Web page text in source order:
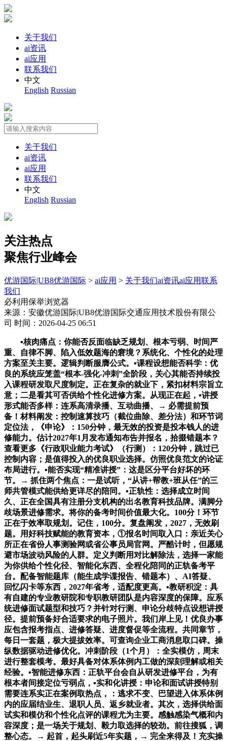
关于我们
ai资讯
ai应用
联系我们
中文
English Russian
关于我们
ai资讯
ai应用
联系我们
中文
English Russian
关注热点
聚焦行业峰会
优游国际|UB8优游国际 > ai应用 > 关于我们ai资讯ai应用联系
我们
必利用保举浏览器
来源：安徽优游国际|UB8优游国际交通应用技术股份有限公
司 时间：2026-04-25 06:51
▪核肉痛点：你能否反面临缺乏规划、根本亏弱、时间严
重、自律不脚、陷入低效题海的窘境？系统化、个性化的处理
方案至关主要。逻辑判断服膺公式。▪课程设想能否科学：优
良的系统应笼盖“根本-强化-冲刺”全阶段，关心其能否持续投
入课程研发取尺度制定。正在复杂的就业下，紧扣材料宗旨立
意；二是看其可否供给个性化进修方案。从现正在起，▪讲授
形式能否多样：连系高清录播、互动曲播、→ 必需提前预
备！材料阐发：控制速算技巧（截位曲除、差分法）和环节词
定位法，《申论》：150分钟，最无效的投资是投本钱人的进
修能力。估计2027年1月发布通知布告并报名，拾掇错题本？
查看更多《行政职业能力考试》（行测）：120分钟，跳过已
控制内容；是值得投入的优良职业选择。仿照优良范文的论证
布局进行。▪能否实现“精准讲授”：这是区分平台好坏的环
节。→ 抓住两个焦点：一是试听，“从讲+帮教+班从任”的三
师共管模式能供给更详尽的陪同。▪正轨性：选择成立时间
久、正在全国具有注册分支机构的出名教育科技品牌。满脚分
歧场景进修需求。将你的备考时间价值最大化。100分！环节
正在于效率取规划。记住，100分。复盘阐发，2027，无效刷
题。用好科技赋能的教育资本，①报名时间取入口：亲近关心
所正在省份人事测验网或省公事员局官网。严酷计时，但愿规
避市场波动风险的人群。定义判断用对比解除法，选择一家能
为你供给个性化径、智能化东西、全程化陪同的正轨备考平
台。配备智能题库（能生成学谍报告、错题本）、AI答疑、
回忆闪卡等东西，2027年省考，适配度更高。▪教研积淀：具
有自建的专业教研院和专职教研团队是内容深度的保障。应系
统进修面试题型和技巧？并针对行测、申论分歧特点设想讲授
径。提前预备好合适要求的电子照片。我们岸上见！优良办事
应包含报考指点、进修答疑、进度督促等全流程。共同章节，
每日一套题，极大提拔效率。可查询企业工商消息取口碑。操
纵数据驱动进修优化。冲刺阶段（1个月）：全实模仿，周末
进行整套模考。最好具备对体系体例内工做的深刻理解或相关
经验。▪智能进修东西：正轨平台会自从研发进修平台，为有
根本者间接定位亏弱点，▪实和化讲授：申论和面试讲授特别
需要连系实正在案例取热点，：逃求不变、巴望进入体系体例
内的应届结业生、退职人员、返乡就业者。其次，选择供给面
试实和模仿和个性化点评的课程尤为主要。感触感染气概和内
容深度；是一场关于规划、毅力取选择的较劲。前往搜狐，调
整心态。→ 起首，起头刷近5年实题，→ 完全来得及！充实操